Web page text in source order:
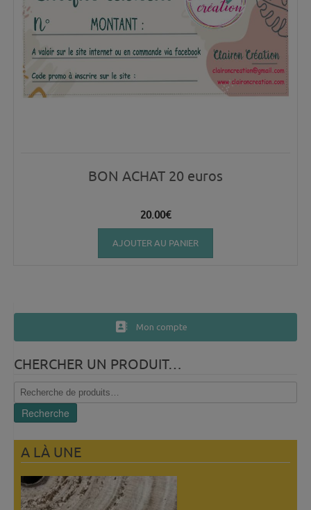
BON ACHAT 20 euros
20.00€
AJOUTER AU PANIER
Mon compte
CHERCHER UN PRODUIT…
Recherche
pour :
Recherche
A LÀ UNE